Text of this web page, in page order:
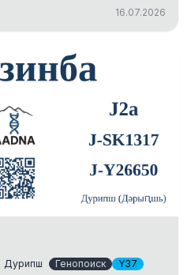
16.07.2026
Дурипш Генопоиск
Y37